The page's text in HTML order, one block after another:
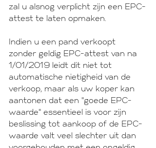
zal u alsnog verplicht zijn een EPC-
attest te laten opmaken.
Indien u een pand verkoopt
zonder geldig EPC-attest van na
1/01/2019 leidt dit niet tot
automatische nietigheid van de
verkoop, maar als uw koper kan
aantonen dat een "goede EPC-
waarde" essentieel is voor zijn
beslissing tot aankoop of de EPC-
waarde valt veel slechter uit dan